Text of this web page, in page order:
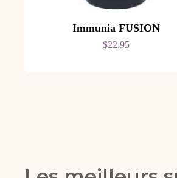
Immunia FUSION
$22.95
Les meilleurs